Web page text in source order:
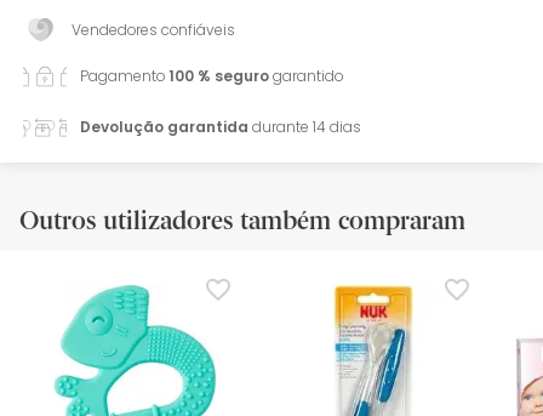
Vendedores confiáveis
Pagamento100 % segurogarantido
Devolução garantida durante 14 dias
Outros utilizadores também compraram